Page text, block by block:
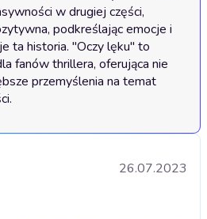
w drugiej części,
podkreślając emocje i
ta historia. "Oczy lęku" to
fanów thrillera, oferująca nie
przemyślenia na temat
26.07.2023